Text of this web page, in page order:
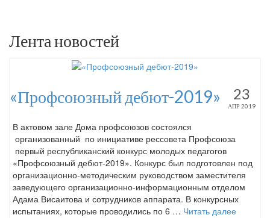
Лента новостей
23
АПР 2019
«Профсоюзный дебют-2019»
В актовом зале Дома профсоюзов состоялся
организованный по инициативе рессовета Профсоюза
первый республиканский конкурс молодых педагогов
«Профсоюзный дебют-2019». Конкурс был подготовлен под
организационно-методическим руководством заместителя
заведующего организационно-информационным отделом
Адама Висаитова и сотрудников аппарата. В конкурсных
испытаниях, которые проводились по 6 … Читать далее